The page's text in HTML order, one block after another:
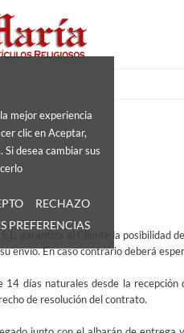
mejor experiencia
clic en Aceptar,
desea cambiar sus
RECHAZO
PREFERENCIAS
S.L. garantiza al Cliente la
envío. En caso contrario deberá
14 días naturales desde la
de resolución del contrato.